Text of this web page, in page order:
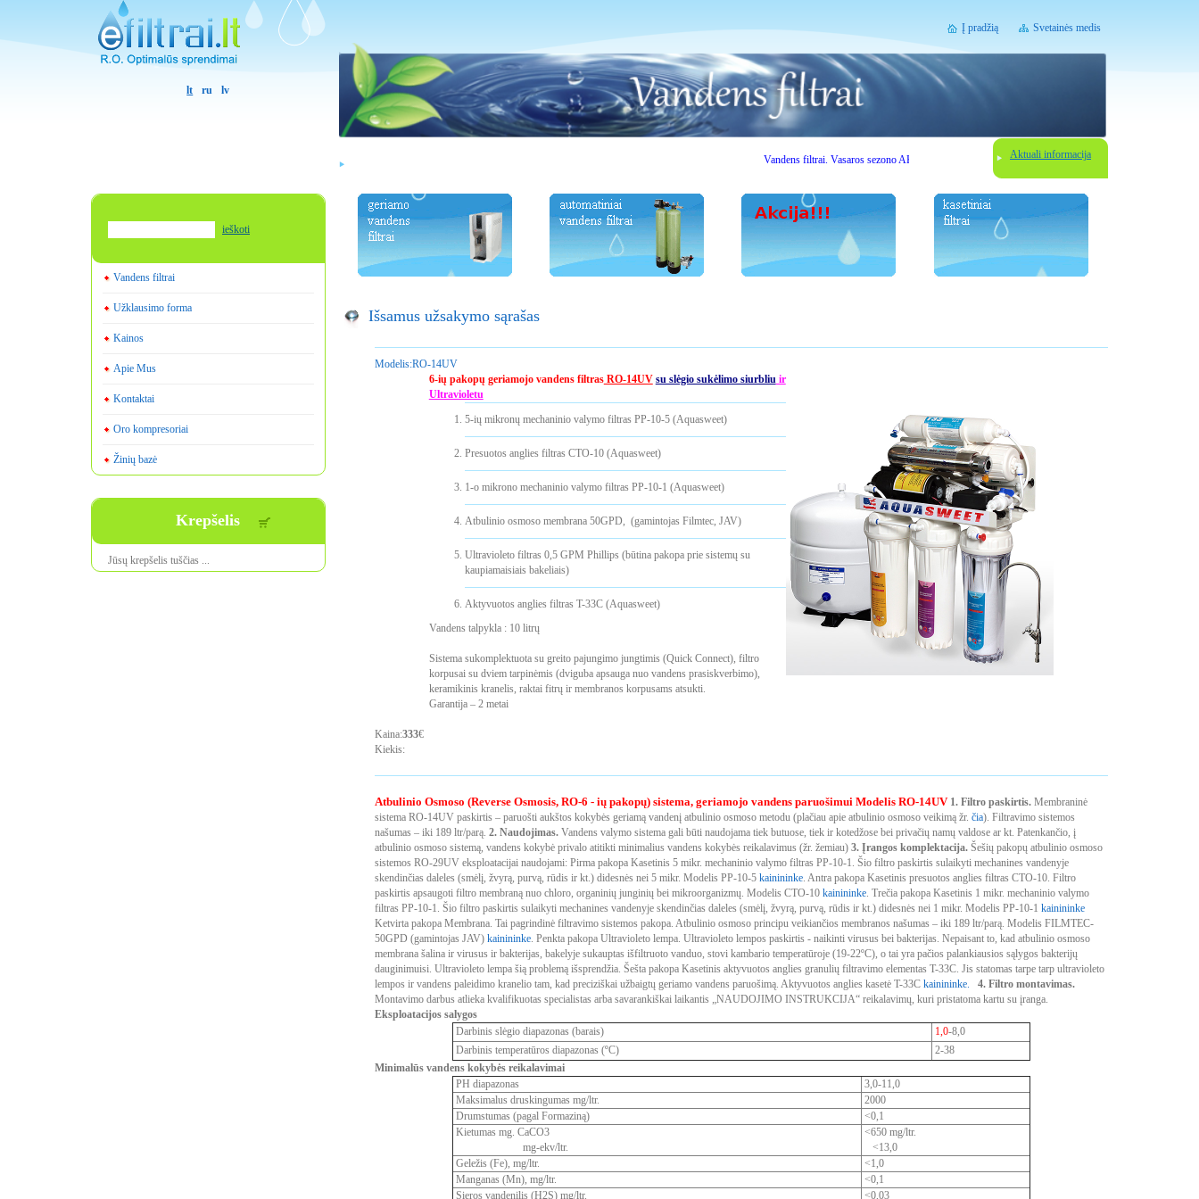
lt ru lv
Svetainės medis
Į pradžią
Vandens filtrai. Vasaros sezono AKCIJOS. Gerbiami lankytojai, prieš užsisakydami vandens filtravimo
Aktuali informacija
ieškoti
Vandens filtrai
Užklausimo forma
Kainos
Apie Mus
Kontaktai
Oro kompresoriai
Žinių bazė
Krepšelis
Jūsų krepšelis tuščias ...
Išsamus užsakymo sąrašas
Modelis:RO-14UV
6-ių pakopų geriamojo vandens filtrasRO-14UV su slėgio sukėlimo siurbliuir
Ultravioletu
5-ių mikronų mechaninio valymo filtras PP-10-5 (Aquasweet)
Presuotos anglies filtras CTO-10 (Aquasweet)
1-o mikrono mechaninio valymo filtras PP-10-1 (Aquasweet)
Atbulinio osmoso membrana 50GPD, (gamintojas Filmtec, JAV)
Ultravioleto filtras 0,5 GPM Phillips (būtina pakopa prie sistemų su
kaupiamaisiais bakeliais)
Aktyvuotos anglies filtras T-33C (Aquasweet)
Vandens talpykla : 10 litrų
Sistema sukomplektuota su greito pajungimo jungtimis (Quick Connect), filtro
korpusai su dviem tarpinėmis (dviguba apsauga nuo vandens prasiskverbimo),
keramikinis kranelis, raktai fitrų ir membranos korpusams atsukti.
Garantija – 2 metai
Kaina:333€
Kiekis:
Atbulinio Osmoso (Reverse Osmosis, RO-6 - ių pakopų)sistema, geriamojo vandens paruošimui Modelis RO-14UV 1. Filtro paskirtis. Membraninė
sistema RO-14UV paskirtis – paruošti aukštos kokybės geriamą vandenį atbulinio osmoso metodu (plačiau apie atbulinio osmoso veikimą žr. čia). Filtravimo sistemos
našumas – iki 189 ltr/parą. 2. Naudojimas. Vandens valymo sistema gali būti naudojama tiek butuose, tiek ir kotedžose bei privačių namų valdose ar kt. Patenkančio, į
atbulinio osmoso sistemą, vandens kokybė privalo atitikti minimalius vandens kokybės reikalavimus (žr. žemiau) 3. Įrangos komplektacija. Šešių pakopų atbulinio osmoso
sistemos RO-29UV eksploatacijai naudojami: Pirma pakopa Kasetinis 5 mikr. mechaninio valymo filtras PP-10-1. Šio filtro paskirtis sulaikyti mechanines vandenyje
skendinčias daleles (smėlį, žvyrą, purvą, rūdis ir kt.) didesnės nei 5 mikr. Modelis PP-10-5 kainininke. Antra pakopa Kasetinis presuotos anglies filtras CTO-10. Filtro
paskirtis apsaugoti filtro membraną nuo chloro, organinių junginių bei mikroorganizmų. Modelis CTO-10 kainininke. Trečia pakopa Kasetinis 1 mikr. mechaninio valymo
filtras PP-10-1. Šio filtro paskirtis sulaikyti mechanines vandenyje skendinčias daleles (smėlį, žvyrą, purvą, rūdis ir kt.) didesnės nei 1 mikr. Modelis PP-10-1 kainininke
Ketvirta pakopa Membrana. Tai pagrindinė filtravimo sistemos pakopa. Atbulinio osmoso principu veikiančios membranos našumas – iki 189 ltr/parą. Modelis FILMTEC-
50GPD (gamintojas JAV) kainininke. Penkta pakopa Ultravioleto lempa. Ultravioleto lempos paskirtis - naikinti virusus bei bakterijas. Nepaisant to, kad atbulinio osmoso
membrana šalina ir virusus ir bakterijas, bakelyje sukauptas išfiltruoto vanduo, stovi kambario temperatūroje (19-22ºC), o tai yra pačios palankiausios sąlygos bakterijų
dauginimuisi. Ultravioleto lempa šią problemą išsprendžia. Šešta pakopa Kasetinis aktyvuotos anglies granulių filtravimo elementas T-33C. Jis statomas tarpe tarp ultravioleto
lempos ir vandens paleidimo kranelio tam, kad preciziškai užbaigtų geriamo vandens paruošimą. Aktyvuotos anglies kasetė T-33C kainininke.
4. Filtro montavimas.
Montavimo darbus atlieka kvalifikuotas specialistas arba savarankiškai laikantis „NAUDOJIMO INSTRUKCIJA“ reikalavimų, kuri pristatoma kartu su įranga.
Eksploatacijos salygos
Darbinis slėgio diapazonas (barais)
1,0-8,0
Darbinis temperatūros diapazonas (ºC)
2-38
Minimalūs vandens kokybės reikalavimai
PH diapazonas
3,0-11,0
Maksimalus druskingumas mg/ltr.
2000
Drumstumas (pagal Formaziną)
<0,1
Kietumas mg. СаСО3
mg-ekv/ltr.
<650 mg/ltr.
<13,0
Geležis (Fe), mg/ltr.
<1,0
Manganas (Mn), mg/ltr.
<0,1
Sieros vandenilis (H2S) mg/ltr.
<0,03